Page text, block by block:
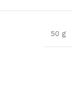
50 g